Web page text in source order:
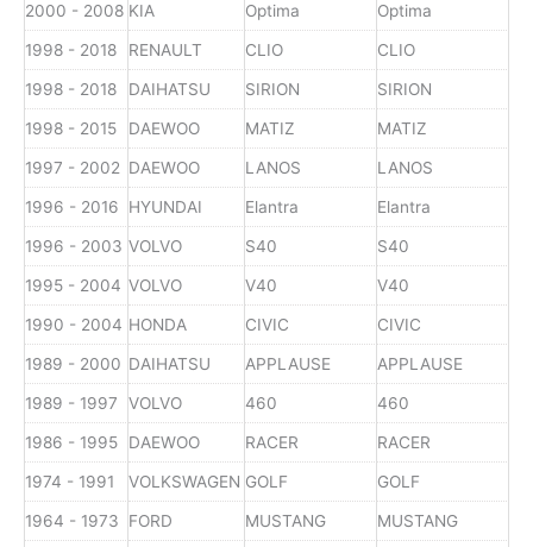
2000 - 2008 KIA Optima Optima
1998 - 2018 RENAULT CLIO CLIO
1998 - 2018 DAIHATSU SIRION SIRION
1998 - 2015 DAEWOO MATIZ MATIZ
1997 - 2002 DAEWOO LANOS LANOS
1996 - 2016 HYUNDAI Elantra Elantra
1996 - 2003 VOLVO S40 S40
1995 - 2004 VOLVO V40 V40
1990 - 2004 HONDA CIVIC CIVIC
1989 - 2000 DAIHATSU APPLAUSE APPLAUSE
1989 - 1997 VOLVO 460 460
1986 - 1995 DAEWOO RACER RACER
1974 - 1991 VOLKSWAGEN GOLF GOLF
1964 - 1973 FORD MUSTANG MUSTANG